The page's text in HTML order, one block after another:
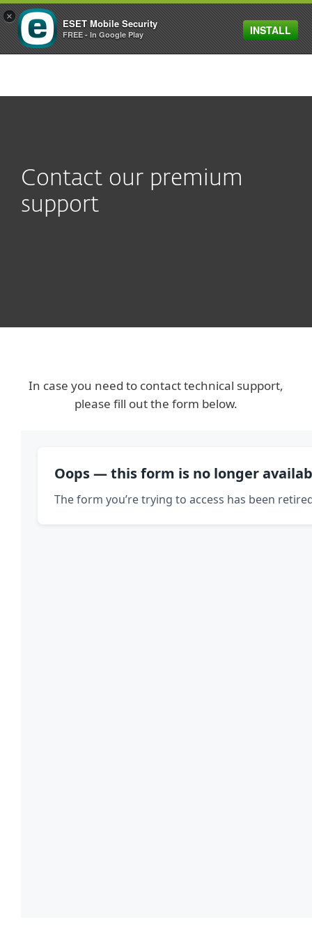
MENU
Contact our premium
support
In case you need to contact technical support,
please fill out the form below.
×
ESET Mobile Security
FREE - In Google Play INSTALL